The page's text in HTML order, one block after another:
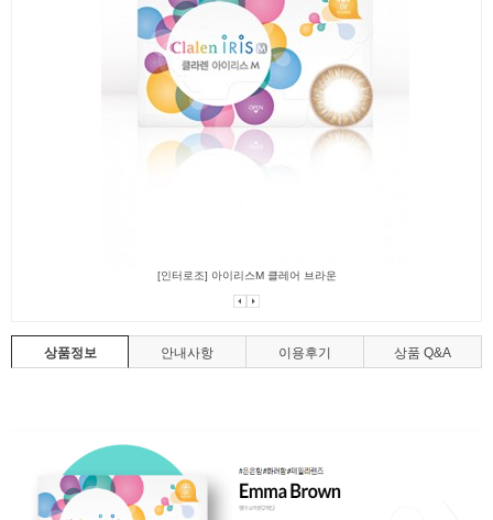
[인터로조] 아이리스M 클레어 브라운
상품정보 안내사항 이용후기 상품 Q&A